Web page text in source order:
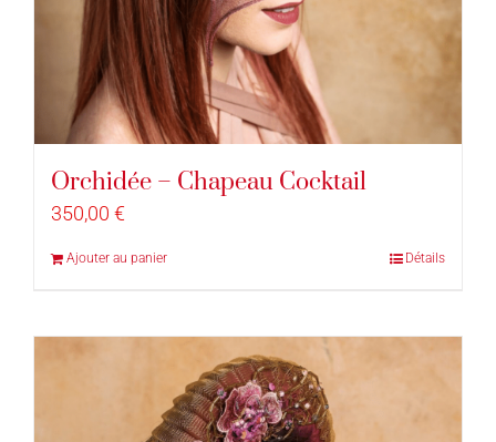
Orchidée – Chapeau Cocktail
350,00 €
Ajouter au panier Détails